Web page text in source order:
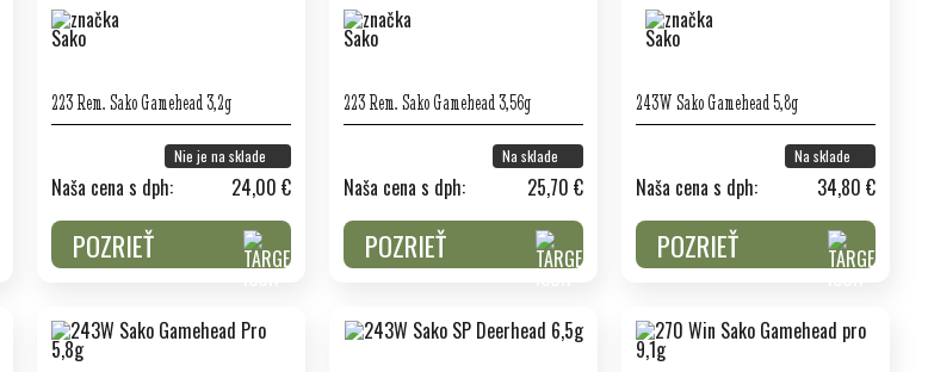
223 Rem. Sako Gamehead 3,2g
Nie je na sklade
Naša cena s dph: 24,00 €
POZRIEŤ
223 Rem. Sako Gamehead 3,56g
Na sklade
Naša cena s dph: 25,70 €
POZRIEŤ
243W Sako Gamehead 5,8g
Na sklade
Naša cena s dph: 34,80 €
POZRIEŤ